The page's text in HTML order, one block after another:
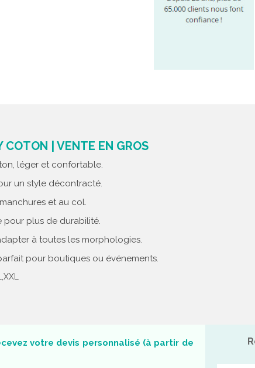
COTON | VENTE EN GROS
léger et confortable.
un style décontracté.
et au col.
plus de durabilité.
à toutes les morphologies.
pour boutiques ou événements.
votre devis personnalisé (à partir de